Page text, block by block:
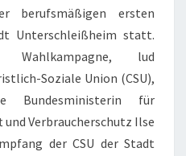
berufsmäßigen ersten
Unterschleißheim statt.
lud
Soziale Union (CSU),
Bundesministerin für
Verbraucherschutz Ilse
der CSU der Stadt